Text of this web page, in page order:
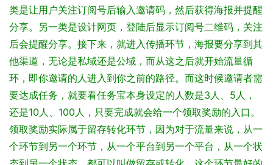
类是让用户关注订阅号后输入邀请码，然后获得海报并提醒
分享。另一类是设计网页，登陆后显示订阅号二维码，关注
后会提醒分享。 接下来，就进入传播环节，海报要分享到其
他渠道，无论是私域还是公域，而从这之后就开始流量循
环，即你邀请的人进入到你之前的路径。而这时候邀请者需
要达成任务，就要看任务宝本身设定的人数是3人、5人，
还是10人、100人，只要完成就会给一个领取奖励的入口。
领取奖励实际属于留存转化环节，因为对于流量来说，从一
个环节到另一个环节，从一个平台到另一个平台，从一个状